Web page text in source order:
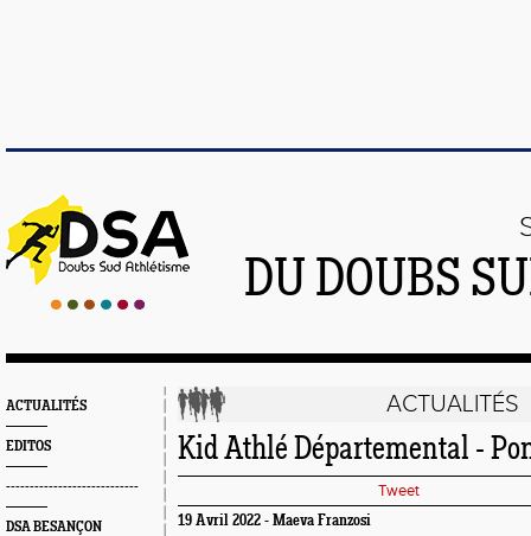
DU DOUBS
ACTUALITÉS
EDITOS
----------------------------
DSA BESANÇON
ACTUALITÉS
Kid Athlé Départemental -
Tweet
19 Avril 2022 - Maeva Franzosi